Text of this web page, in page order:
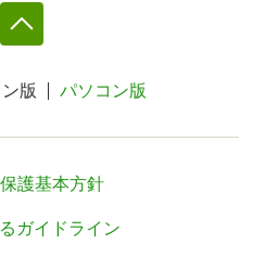
版 パソコン版
護基本方針
ガイドライン